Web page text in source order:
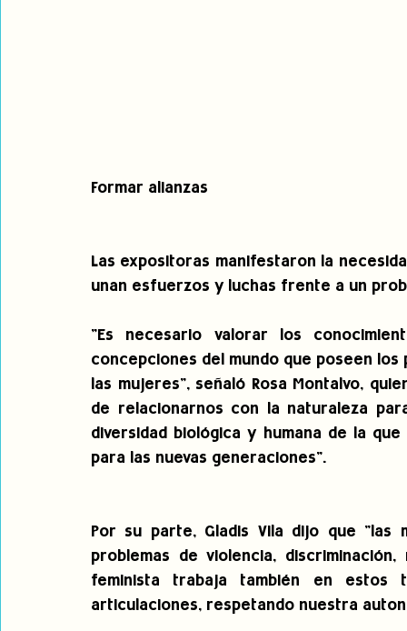
Formar alianzas
Las expositoras manifestaron la
unan esfuerzos y luchas frente a un
"Es necesario valorar los
concepciones del mundo que poseen
las mujeres", señaló Rosa Montalvo,
de relacionarnos con la naturaleza
diversidad biológica y humana de la
para las nuevas generaciones".
Por su parte, Gladis Vila dijo que "las
problemas de violencia,
feminista trabaja también en estos
articulaciones, respetando nuestra